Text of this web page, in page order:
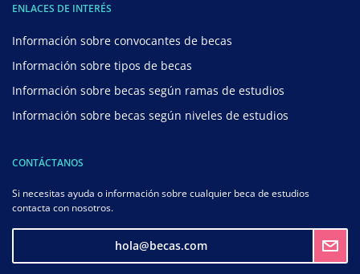
ENLACES DE INTERÉS
Información sobre convocantes de becas
Información sobre tipos de becas
Información sobre becas según ramas de estudios
Información sobre becas según niveles de estudios
CONTÁCTANOS
Si necesitas ayuda o información sobre cualquier beca de estudios
contacta con nosotros.
hola@becas.com